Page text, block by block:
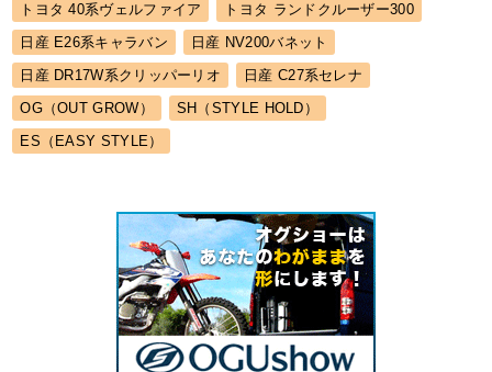
トヨタ 40系ヴェルファイア
トヨタ ランドクルーザー300
日産 E26系キャラバン
日産 NV200バネット
日産 DR17W系クリッパーリオ
日産 C27系セレナ
OG（OUT GROW）
SH（STYLE HOLD）
ES（EASY STYLE）